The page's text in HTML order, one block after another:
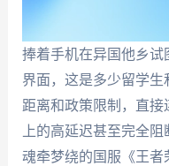
捧着手机在异国他乡试
界面，这是多少留学
距离和政策限制，直接
上的高延迟甚至完全
魂牵梦绕的国服《王者